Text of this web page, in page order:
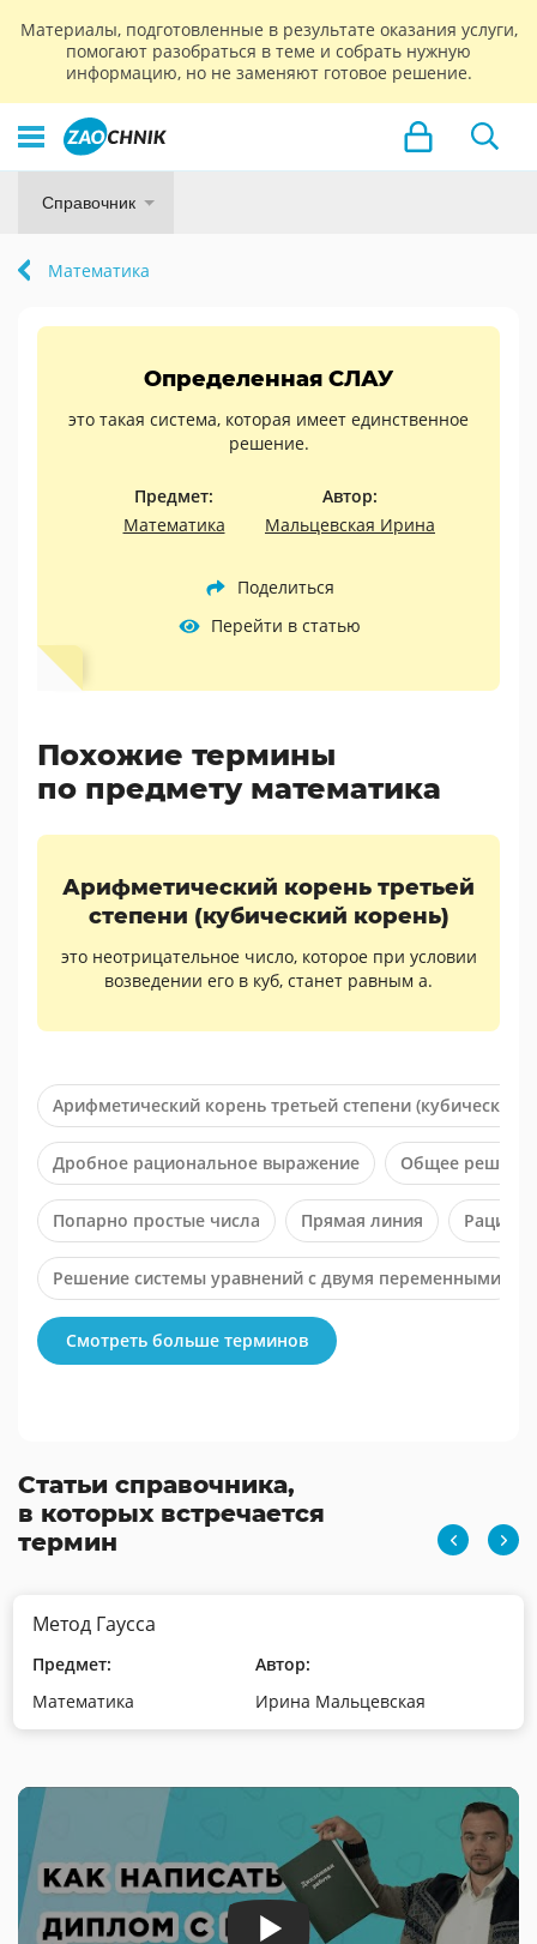
Материалы, подготовленные в результате оказания услуги,
помогают разобраться в теме и собрать нужную
информацию, но не заменяют готовое решение.
Справочник
Математика
Определенная СЛАУ
это такая система, которая имеет единственное
решение.
Предмет:
Математика
Автор:
Мальцевская Ирина
Поделиться
Перейти в статью
Похожие термины
по предмету математика
Арифметический корень третьей
степени (кубический корень)
это неотрицательное число, которое при условии
возведении его в куб, станет равным a.
Арифметический корень третьей степени (кубический
Дробное рациональное выражение Общее
Попарно простые числа Прямая линия
Решение системы уравнений с двумя переменными
Характеристическое уравнение ЛНДУ n-ой степени с
Смотреть больше терминов
Статьи справочника,
в которых встречается
термин
Метод Гаусса
Предмет:
Математика
Автор:
Ирина Мальцевская